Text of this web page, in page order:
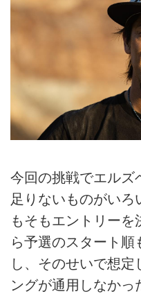
今回の挑戦でエルズ
足りないものがいろ
もそもエントリー
ら予選のスタート順
し、そのせいで想定
ングが通用しなかっ